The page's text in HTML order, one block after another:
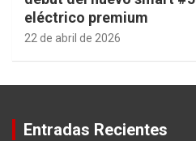
eléctrico premium
22 de abril de 2026
Entradas Recientes